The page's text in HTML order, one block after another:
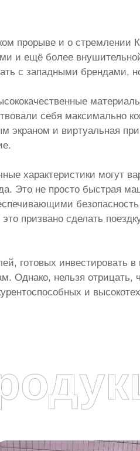
прорыве и о стремлении
и ещё более
с западными брендами,
себя максимально
и виртуальная
характеристики могут
Это не просто быстрая
призвано сделать
готовых инвестировать
Однако, нельзя отрицать,
и